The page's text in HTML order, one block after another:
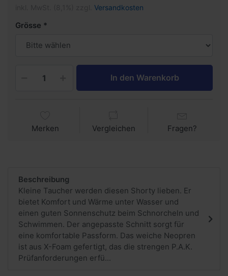
Versandkosten
Grösse
In den Warenkorb
Merken Vergleichen Fragen?
Beschreibung
Kleine Taucher werden diesen Shorty lieben. Er
bietet Komfort und Wärme unter Wasser und
einen guten Sonnenschutz beim Schnorcheln und
Schwimmen. Der angepasste Schnitt sorgt für
eine komfortable Passform. Das weiche Neopren
ist aus X-Foam gefertigt, das die strengen P.A.K.
Prüfanforderungen erfü...